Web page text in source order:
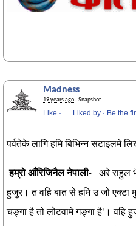
Madness
19 years ago· Snapshot
Like · Liked by · Be the
पर्वतेके लागि हमि बिभिन्न सटाइलमे
हम्रो आँरिजिनैल नेपाली- अरे राहुल
हुजुर। त वहि बात से हमि उ जो एक्टा
चङ्गा है तो लोटवामे गङ्गा है'। वहि